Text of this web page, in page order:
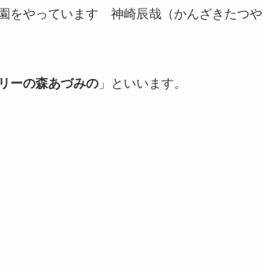
をやっています 神崎辰哉（かんざきたつや
ーの森あづみの 」といいます。